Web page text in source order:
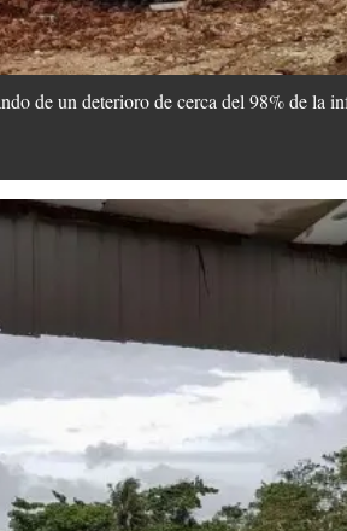
de un deterioro de cerca del 98% de la